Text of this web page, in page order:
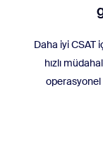
Daha iyi CSAT
hızlı